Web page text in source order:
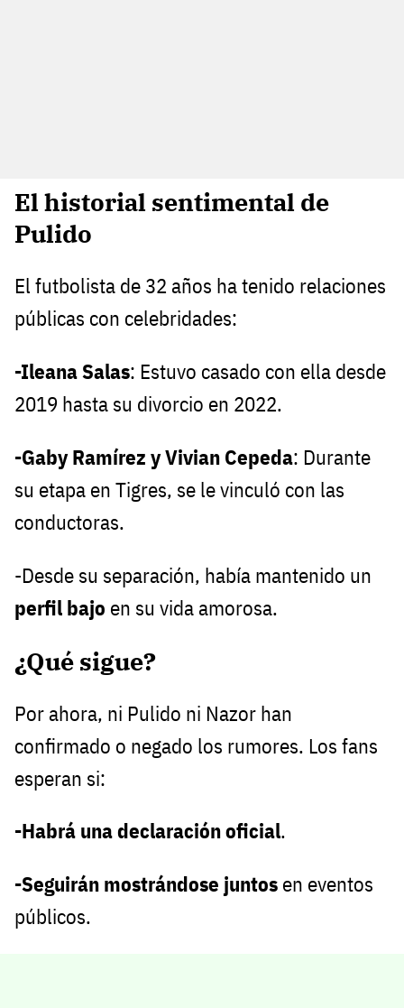
El historial sentimental de
Pulido
El futbolista de 32 años ha tenido relaciones
públicas con celebridades:
-Ileana Salas: Estuvo casado con ella desde
2019 hasta su divorcio en 2022.
-Gaby Ramírez y Vivian Cepeda: Durante
su etapa en Tigres, se le vinculó con las
conductoras.
-Desde su separación, había mantenido un
perfil bajo en su vida amorosa.
¿Qué sigue?
Por ahora, ni Pulido ni Nazor han
confirmado o negado los rumores. Los fans
esperan si:
-Habrá una declaración oficial.
-Seguirán mostrándose juntos en eventos
públicos.